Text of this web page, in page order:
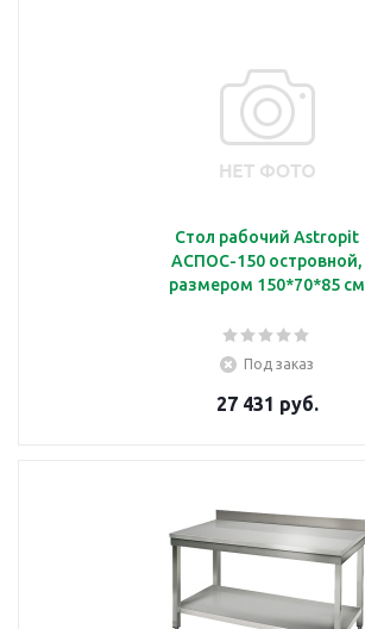
Стол рабочий Astropit
АСПОС-150 островной,
размером 150*70*85 см
Под заказ
27 431 руб.